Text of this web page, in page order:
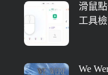
滑鼠
工具
We